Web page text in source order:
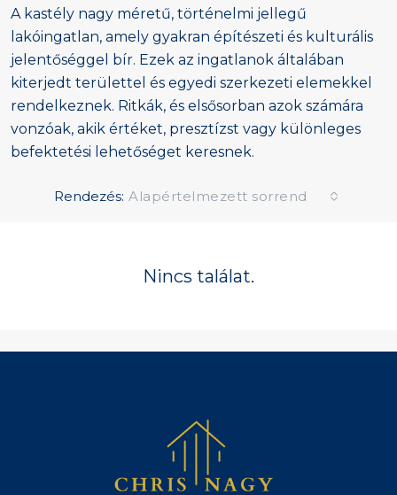
A kastély nagy méretű, történelmi jellegű
lakóingatlan, amely gyakran építészeti és kulturális
jelentőséggel bír. Ezek az ingatlanok általában
kiterjedt területtel és egyedi szerkezeti elemekkel
rendelkeznek. Ritkák, és elsősorban azok számára
vonzóak, akik értéket, presztízst vagy különleges
befektetési lehetőséget keresnek.
Rendezés: Alapértelmezett sorrend
Nincs találat.